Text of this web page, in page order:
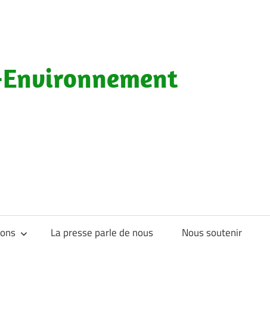
La presse parle de nous Nous soutenir